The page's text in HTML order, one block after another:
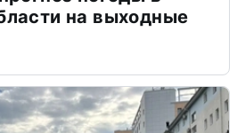
на выходные